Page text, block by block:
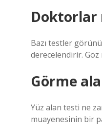
Doktorlar
Bazı testler
derecelendirir. Göz
Görme
Yüz alan testi ne
muayenesinin bir